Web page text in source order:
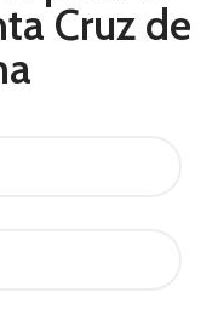
Cruz de